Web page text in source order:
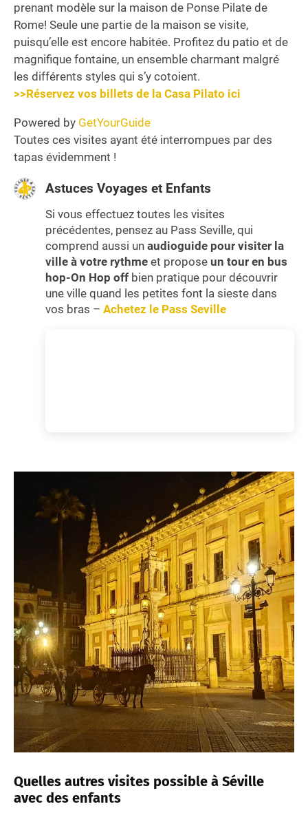
prenant modèle sur la maison de Ponse Pilate de
Rome! Seule une partie de la maison se visite,
puisqu’elle est encore habitée. Profitez du patio et de
magnifique fontaine, un ensemble charmant malgré
les différents styles qui s’y cotoient.
>>Réservez vos billets de la Casa Pilato ici
Powered by GetYourGuide
Toutes ces visites ayant été interrompues par des
tapas évidemment !
Astuces Voyages et Enfants
Si vous effectuez toutes les visites
précédentes, pensez au Pass Seville, qui
comprend aussi un audioguide pour visiter la
ville à votre rythme et propose un tour en bus
hop-On Hop off bien pratique pour découvrir
une ville quand les petites font la sieste dans
vos bras – Achetez le Pass Seville
Quelles autres visites possible à Séville
avec des enfants